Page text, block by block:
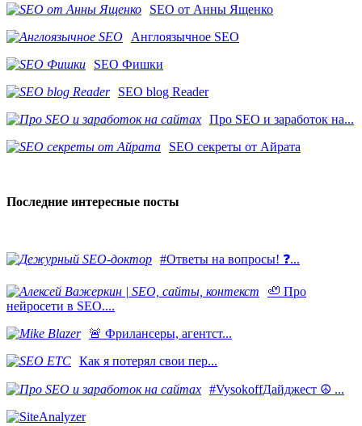
SEO от Анны Ященко
Англоязычное SEO
SEO Фишки
SEO blog Reader
Про SEO и заработок на...
SEO секреты от Айрата
Последние интересные посты
#Ответы на вопросы! ❓...
🦥 Про
нейросети в SEO....
​🚨 Фрилансеры, агентст...
Как я потерял свои пер...
#VysokoffДайджест ☮️ ...